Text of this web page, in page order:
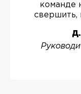
команде
свершить,